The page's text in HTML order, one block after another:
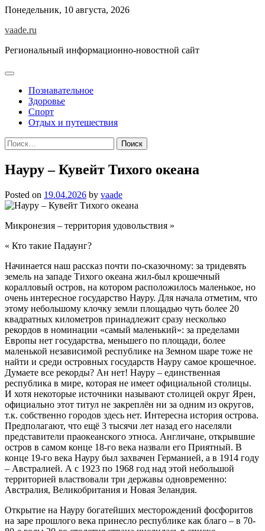
Skip
content
Понедельник, 10 августа, 2026
vaade.ru
Региональный информационно-новостной сайт
Познавательное
Здоровье
Спорт
Отдых и путешествия
Найти:
Науру – Кувейт Тихого океана
Posted on 19.04.2026 by vaade
Микронезия – территория удовольствия »
« Кто такие Падаунг?
Начинается наш рассказ почти по-сказочному: за тридевять
земель на западе Тихого океана жил-был крошечный
коралловый остров, на котором расположилось маленькое, но
очень интересное государство Науру. Для начала отметим, что
этому небольшому клочку земли площадью чуть более 20
квадратных километров принадлежит сразу несколько
рекордов в номинации «самый маленький»: за пределами
Европы нет государства, меньшего по площади, более
маленькой независимой республике на Земном шаре тоже не
найти и среди островных государств Науру самое крошечное.
Думаете все рекорды? Ан нет! Науру – единственная
республика в мире, которая не имеет официальной столицы.
И хотя некоторые источники называют столицей округ Ярен,
официально этот титул не закреплён ни за одним из округов,
т.к. собственно городов здесь нет. Интересна история острова.
Предполагают, что ещё 3 тысячи лет назад его населяли
представители праокеанского этноса. Англичане, открывшие
остров в самом конце 18-го века назвали его Приятный. В
конце 19-го века Науру был захвачен Германией, а в 1914 году
– Австралией. А с 1923 по 1968 год над этой небольшой
территорией властвовали три державы одновременно:
Австралия, Великобритания и Новая Зеландия.
Открытие на Науру богатейших месторождений фосфоритов
на заре прошлого века принесло республике как благо – в 70-